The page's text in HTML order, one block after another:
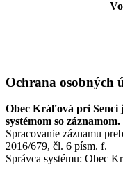
Ochrana osobných
Obec Kráľová pri Senci
systémom so záznamom.
Spracovanie záznamu
2016/679, čl. 6 písm. f.
Správca systému: Obec